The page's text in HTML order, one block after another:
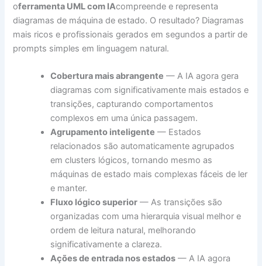
oferramenta UML com IAcompreende e representa
diagramas de máquina de estado. O resultado? Diagramas
mais ricos e profissionais gerados em segundos a partir de
prompts simples em linguagem natural.
Cobertura mais abrangente — A IA agora gera
diagramas com significativamente mais estados e
transições, capturando comportamentos
complexos em uma única passagem.
Agrupamento inteligente — Estados
relacionados são automaticamente agrupados
em clusters lógicos, tornando mesmo as
máquinas de estado mais complexas fáceis de ler
e manter.
Fluxo lógico superior — As transições são
organizadas com uma hierarquia visual melhor e
ordem de leitura natural, melhorando
significativamente a clareza.
Ações de entrada nos estados — A IA agora